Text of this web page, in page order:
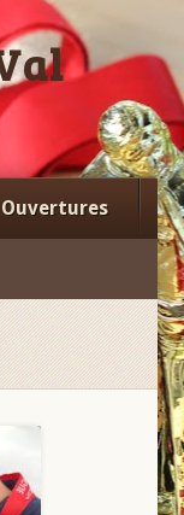
Ouvertures